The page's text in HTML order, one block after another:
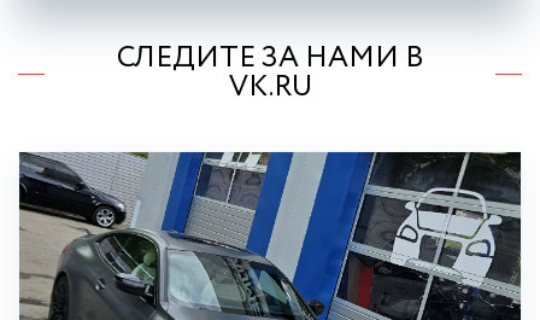
СЛЕДИТЕ ЗА НАМИ В
VK.RU